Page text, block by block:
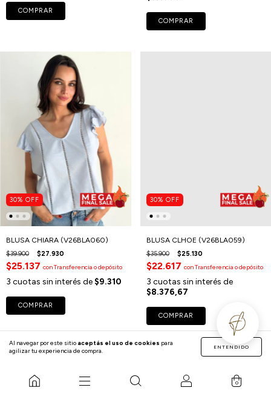
Al navegar por este sitio aceptás el uso de cookies para
agilizar tu experiencia de compra.
ENTENDIDO
0
COMPRAR
COMPRAR
30% OFF
BLUSA CHIARA (V26BLA060)
$39.900 $27.930
$25.137 conTransferencia o depósito
3 cuotas sin interés de $9.310
COMPRAR
30% OFF
BLUSA CLHOE (V26BLA059)
$35.900 $25.130
$22.617 conTransferencia o depósito
3 cuotas sin interés de
$8.376,67
COMPRAR